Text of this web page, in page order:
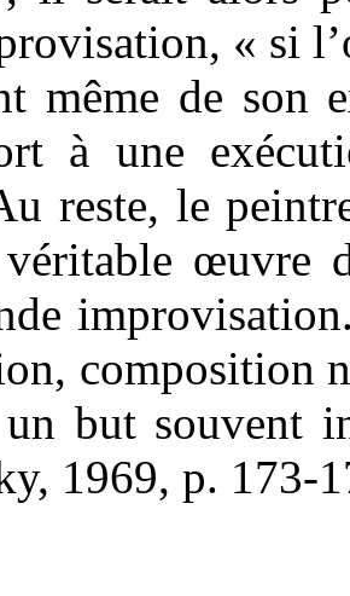
« si
même de son
à une
reste, le
œuvre
composition
but souvent
1969, p. 173-